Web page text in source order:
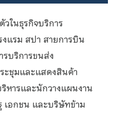
ในธุรกิจบริการ
แรม สปา สายการบิน
บริการขนส่ง
ะชุมและแสดงสินค้า
หารและนักวางแผนงาน
เอกชน และบริษัทข้าม